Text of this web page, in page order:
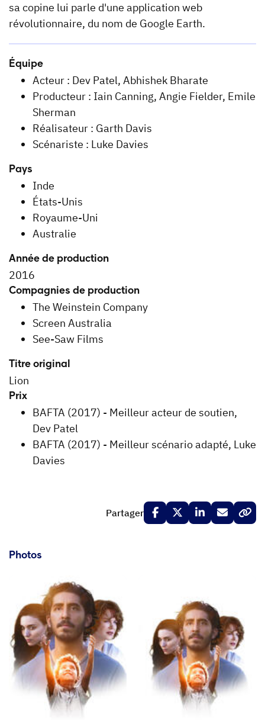
sa copine lui parle d'une application web
révolutionnaire, du nom de Google Earth.
Équipe
Acteur : Dev Patel, Abhishek Bharate
Producteur : Iain Canning, Angie Fielder, Emile
Sherman
Réalisateur : Garth Davis
Scénariste : Luke Davies
Pays
Inde
États-Unis
Royaume-Uni
Australie
Année de production
2016
Compagnies de production
The Weinstein Company
Screen Australia
See-Saw Films
Titre original
Lion
Prix
BAFTA (2017) - Meilleur acteur de soutien,
Dev Patel
BAFTA (2017) - Meilleur scénario adapté, Luke
Davies
Partager
Photos